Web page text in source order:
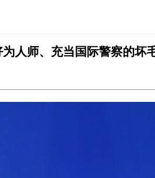
人师、充当国际警察的坏